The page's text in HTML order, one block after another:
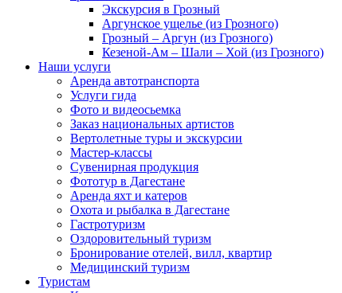
Экскурсия в Грозный
Аргунское ущелье (из Грозного)
Грозный – Аргун (из Грозного)
Кезеной-Ам – Шали – Хой (из Грозного)
Наши услуги
Аренда автотранспорта
Услуги гида
Фото и видеосьемка
Заказ национальных артистов
Вертолетные туры и экскурсии
Мастер-классы
Сувенирная продукция
Фототур в Дагестане
Аренда яхт и катеров
Охота и рыбалка в Дагестане
Гастротуризм
Оздоровительный туризм
Бронирование отелей, вилл, квартир
Медицинский туризм
Туристам